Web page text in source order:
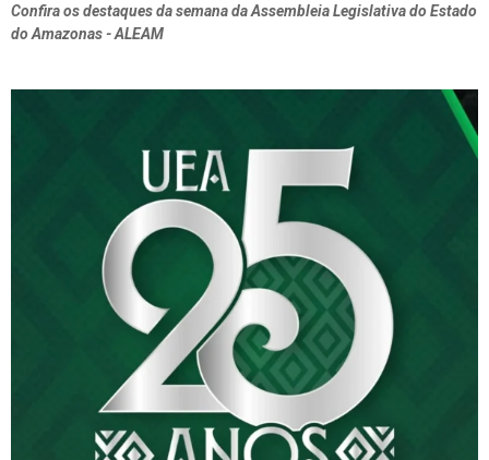
Confira os destaques da semana da Assembleia Legislativa do Estado
do Amazonas - ALEAM